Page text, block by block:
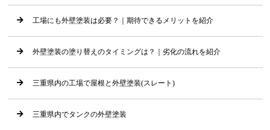
工場にも外壁塗装は必要？｜期待できるメリットを紹介
外壁塗装の塗り替えのタイミングは？｜劣化の流れを紹介
三重県内の工場で屋根と外壁塗装(スレート)
三重県内でタンクの外壁塗装